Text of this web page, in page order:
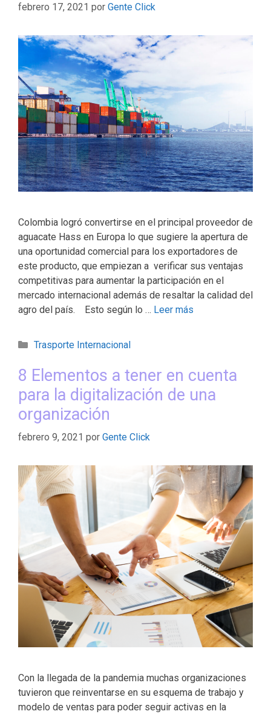
febrero 17, 2021 por Gente Click
Colombia logró convertirse en el principal proveedor de
aguacate Hass en Europa lo que sugiere la apertura de
una oportunidad comercial para los exportadores de
este producto, que empiezan a verificar sus ventajas
competitivas para aumentar la participación en el
mercado internacional además de resaltar la calidad del
agro del país. Esto según lo … Leer más
Trasporte Internacional
8 Elementos a tener en cuenta
para la digitalización de una
organización
febrero 9, 2021 por Gente Click
Con la llegada de la pandemia muchas organizaciones
tuvieron que reinventarse en su esquema de trabajo y
modelo de ventas para poder seguir activas en la